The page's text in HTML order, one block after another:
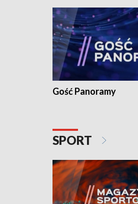
Gość Panoramy
SPORT